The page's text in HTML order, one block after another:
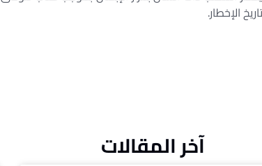
الإخطار.
آخر المقالات